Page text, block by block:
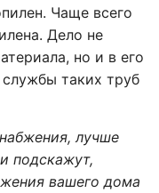
Чаще всего
Дело не
но и в его
таких труб
лучше
подскажут,
вашего дома